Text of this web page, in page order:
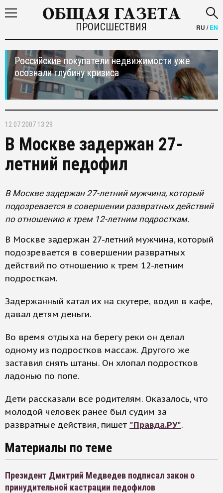
ПРОИСШЕСТВИЯ RU /EN
Российские покупатели недвижимости уже
осознали глубину кризиса
12.07.2007 13:29
В Москве задержан 27-
летний педофил
В Москве задержан 27-летний мужчина, который
подозревается в совершении развратных действий
по отношению к трем 12-летним подросткам.
В Москве задержан 27-летний мужчина, который
подозревается в совершении развратных
действий по отношению к трем 12-летним
подросткам.
Задержанный катал их на скутере, водил в кафе,
давал детям деньги.
Во время отдыха на берегу реки он делал
одному из подростков массаж. Другого же
заставил снять штаны. Он хлопал подростков
ладонью по попе.
Дети рассказали все родителям. Оказалось, что
молодой человек ранее был судим за
развратные действия, пишет "Правда.РУ".
Материалы по теме
Президент Дмитрий Медведев подписал закон о
принудительной кастрации педофилов